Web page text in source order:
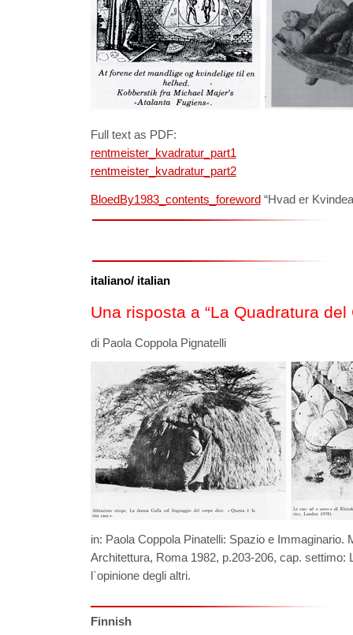
Full text as PDF:
rentmeister_kvadratur_part1
rentmeister_kvadratur_part2
BloedBy1983_contents_foreword“Hvad er
italiano/ italian
Una risposta a “La Quadratura del
di Paola Coppola Pignatelli
in: Paola Coppola Pinatelli: Spazio e Immaginario.
Architettura, Roma 1982, p.203-206, cap. settimo:
l`opinione degli altri.
Finnish